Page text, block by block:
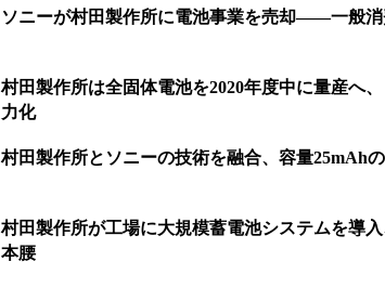
ソニーが村田製作所に電池事業を売却――一般
村田製作所は全固体電池を2020年度中に量産へ
力化
村田製作所とソニーの技術を融合、容量25mAh
村田製作所が工場に大規模蓄電池システムを導
本腰